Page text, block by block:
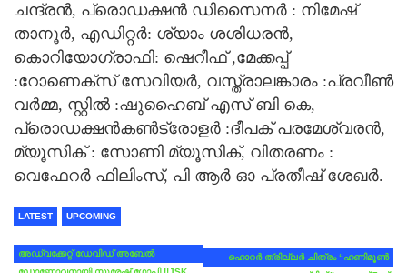
ചന്ദ്രൻ, പ്രൊഡക്ഷൻ ഡിസൈനർ : നിമേഷ്
താനൂർ, എഡിറ്റർ: ശ്യാം ശശിധരൻ,
കൊറിയോഗ്രാഫി: ഷെറീഫ് ,മേക്കപ്പ്
:റോണെക്സ് സേവിയർ, വസ്ത്രാലങ്കാരം :പ്രവീൺ
വർമ്മ, സ്റ്റിൽ :ഷുഹൈബ് എസ് ബി കെ,
പ്രൊഡക്ഷൻകൺട്രോളർ :ദീപക് പരമേശ്വരൻ,
മ്യൂസിക് : സോണി മ്യൂസിക്, വിതരണം :
വെഫേറർ ഫിലിംസ്, പി ആർ ഓ പ്രതീഷ് ശേഖർ.
LATEST UPCOMING
അഡ്വക്കേറ്റ് ഡേവിഡ് അബേൽ
ഹൊറർ ത്രില്ലർ ചിത്രം “ഹണിമൂൺ